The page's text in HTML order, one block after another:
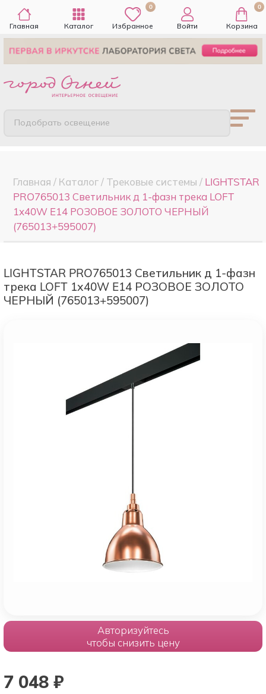
Главная Каталог
0
Избранное Войти
0
Корзина
Подобрать освещение
Главная / Каталог/ Трековые системы / LIGHTSTAR
PRO765013 Светильник д 1-фазн трека LOFT
1х40W E14 РОЗОВОЕ ЗОЛОТО ЧЕРНЫЙ
(765013+595007)
LIGHTSTAR PRO765013 Светильник д 1-фазн
трека LOFT 1х40W E14 РОЗОВОЕ ЗОЛОТО
ЧЕРНЫЙ (765013+595007)
Авторизуйтесь
чтобы снизить цену
7 048 ₽